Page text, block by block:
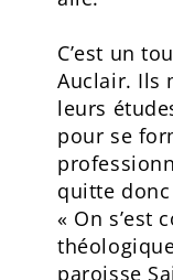
C’est un
Auclair. Ils
leurs
pour se
quitte donc
« On s’est
paroisse